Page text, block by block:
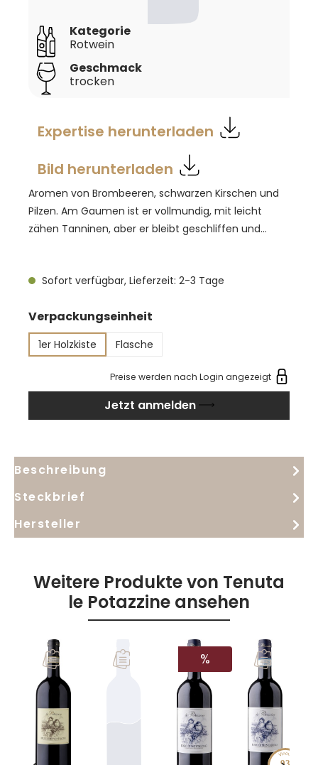
Geschmack
trocken
Kategorie
Rotwein
Expertise herunterladen
Bild herunterladen
Aromen von Brombeeren, schwarzen Kirschen und
Pilzen. Am Gaumen ist er vollmundig, mit leicht
zähen Tanninen, aber er bleibt geschliffen und
Sofort verfügbar, Lieferzeit: 2-3 Tage
Verpackungseinheit
1er Holzkiste Flasche
Preise werden nach Login angezeigt
Jetzt anmelden
Beschreibung
Steckbrief
Hersteller
Weitere Produkte von Tenuta
le Potazzine ansehen
RABATT
%